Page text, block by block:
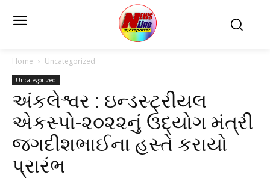
Home Uncategorized
Uncategorized
અંકલેશ્વર : ઇન્ડસ્ટ્રીયલ
એકસ્પો-૨૦૨૨નું ઉદ્યોગ મંત્રી
જગદીશભાઈના હસ્તે કરાયો
પ્રારંભ